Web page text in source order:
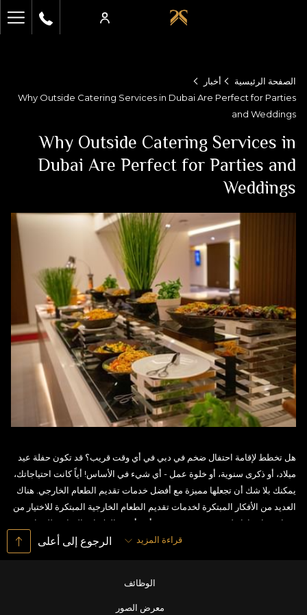
الصفحة الرئيسية
أخبار
Why Outside Catering Services in Dubai Are Perfect for Parties
and Weddings
Why Outside Catering Services in
Dubai Are Perfect for Parties and
Weddings
هل تخطط لإقامة احتفال ضخم في دبي في أي وقت قريب؟ قد تكون حفلة عيد
ميلاد، أو ذكرى سنوية، أو خلوة عمل - أي شيء في الأساس! أياً كانت احتياجاتك،
يمكنك بلا شك أن تجعلها مميزة مع أفضل خدمات تقديم الطعام الخارجي. هناك
العديد من الأفكار المبتكرة لخدمات تقديم الطعام الخارجية المبتكرة للاختيار من
بينها عند اختيارك لفندق تو سيزونز دبي، أحد أشهر العلامات التجارية للضيافة في
الإمارة، والرائد في تقديم خدمات تقديم الطعام للحفلات في دبي. وفي الوقت
نفسه، يقدم الفندق خيارات لاستضافة فعاليات صديقة للبيئة، بما يتماشى مع
خدمات تقديم الطعام الخارجية ذات المستوى
قراءة المزيد الرجوع إلى أعلى
الوظائف
معرض الصور